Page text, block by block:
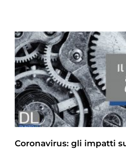
Coronavirus: gli impatti